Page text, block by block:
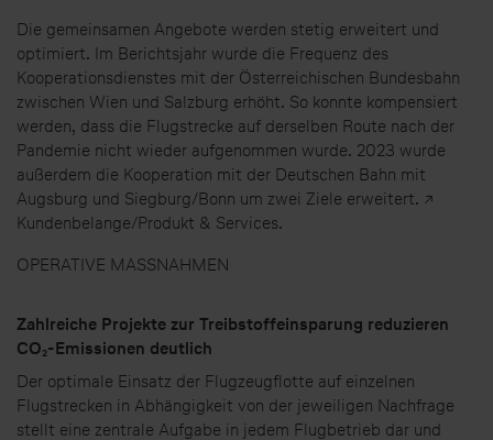
Die gemeinsamen Angebote werden stetig erweitert und
optimiert. Im Berichtsjahr wurde die Frequenz des
Kooperationsdienstes mit der Österreichischen Bundesbahn
zwischen Wien und Salzburg erhöht. So konnte kompensiert
werden, dass die Flugstrecke auf derselben Route nach der
Pandemie nicht wieder aufgenommen wurde. 2023 wurde
außerdem die Kooperation mit der Deutschen Bahn mit
Augsburg und Siegburg/Bonn um zwei Ziele erweitert. ↗
Kundenbelange/Produkt & Services.
OPERATIVE MASSNAHMEN
Zahlreiche Projekte zur Treibstoffeinsparung reduzieren
CO₂-Emissionen deutlich
Der optimale Einsatz der Flugzeugflotte auf einzelnen
Flugstrecken in Abhängigkeit von der jeweiligen Nachfrage
stellt eine zentrale Aufgabe in jedem Flugbetrieb dar und